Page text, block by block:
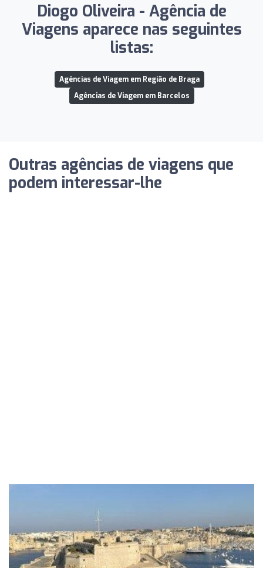
Diogo Oliveira - Agência de
Viagens aparece nas seguintes
listas:
Agências de Viagem em Região de Braga
Agências de Viagem em Barcelos
Outras agências de viagens que
podem interessar-lhe